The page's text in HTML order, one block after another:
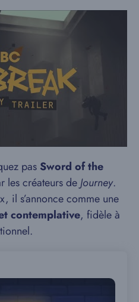
pas Sword of the
les créateurs deJourney.
il s’annonce comme une
contemplative, fidèle à